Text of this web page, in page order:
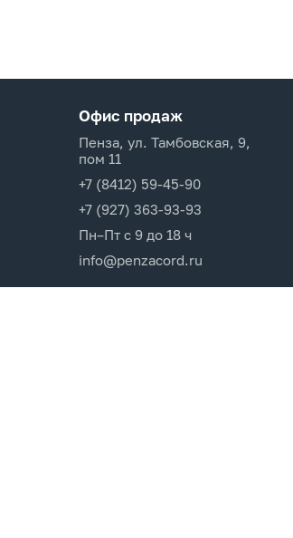
Офис продаж
Пенза, ул. Тамбовская, 9,
пом 11
+7 (8412) 59-45-90
+7 (927) 363-93-93
Пн–Пт с 9 до 18 ч
info@penzacord.ru